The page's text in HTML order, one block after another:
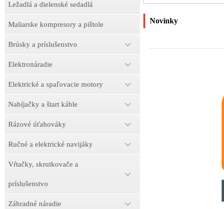
Ležadlá a dielenské sedadlá
Maliarske kompresory a pištole
Brúsky a príslušenstvo
Elektronáradie
Elektrické a spaľovacie motory
Nabíjačky a štart káble
Rázové úťahováky
Ručné a elektrické navijáky
Vŕtačky, skrutkovače a
príslušenstvo
Záhradné náradie
Novinky